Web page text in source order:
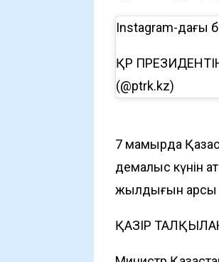
Instagram-дағы
ҚР
(@ptrk.kz)
7 мамырда
демалыс күнін
жылдығын қарсы
ҚАЗІР